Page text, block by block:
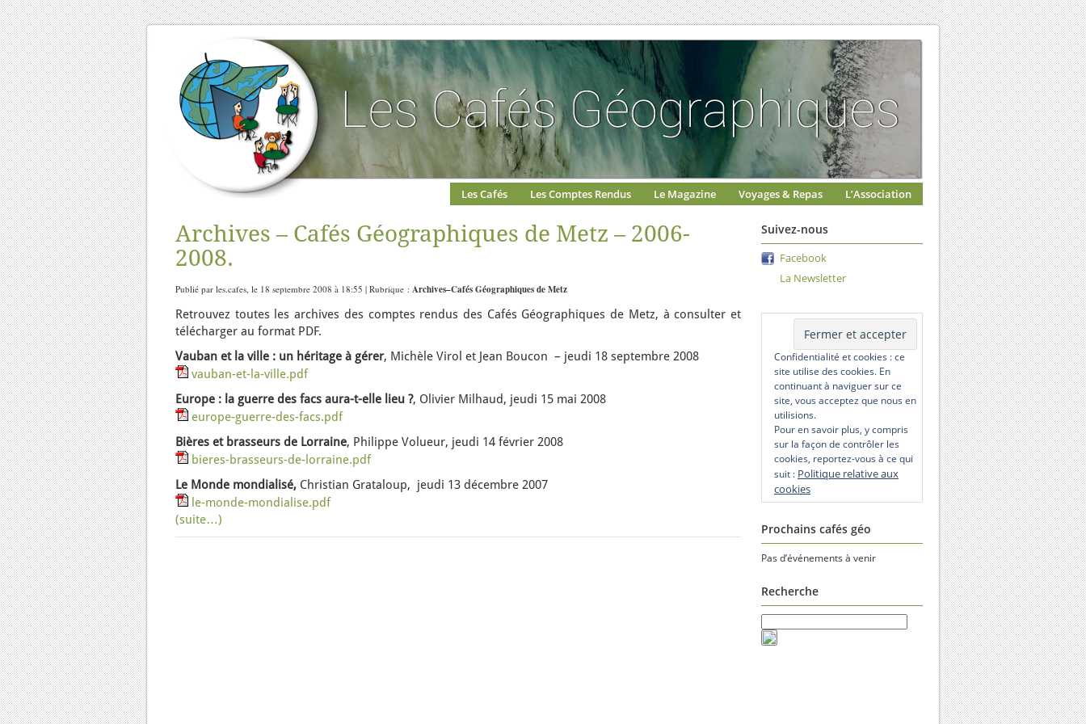
Les Cafés Les Comptes Rendus Le Magazine Voyages & Repas L’Association
Archives – Cafés Géographiques de Metz – 2006-
2008.
Publié par les.cafes, le 18 septembre 2008 à 18:55 | Rubrique : Archives–Cafés Géographiques de Metz
Retrouvez toutes les archives des comptes rendus des Cafés Géographiques de Metz, à consulter et
télécharger au format PDF.
Vauban et la ville : un héritage à gérer, Michèle Virol et Jean Boucon – jeudi 18 septembre 2008
vauban-et-la-ville.pdf
Europe : la guerre des facs aura-t-elle lieu ?, Olivier Milhaud, jeudi 15 mai 2008
europe-guerre-des-facs.pdf
Bières et brasseurs de Lorraine, Philippe Volueur, jeudi 14 février 2008
bieres-brasseurs-de-lorraine.pdf
Le Monde mondialisé, Christian Grataloup, jeudi 13 décembre 2007
le-monde-mondialise.pdf
(suite…)
Suivez-nous
Facebook
La Newsletter
Confidentialité et cookies : ce
site utilise des cookies. En
continuant à naviguer sur ce
site, vous acceptez que nous en
utilisions.
Pour en savoir plus, y compris
sur la façon de contrôler les
cookies, reportez-vous à ce qui
suit : Politique relative aux
cookies
Prochains cafés géo
Pas d’événements à venir
Recherche